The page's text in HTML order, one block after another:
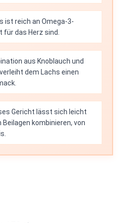
ist reich an Omega-3-
für das Herz sind.
aus Knoblauch und
dem Lachs einen
Gericht lässt sich leicht
kombinieren, von